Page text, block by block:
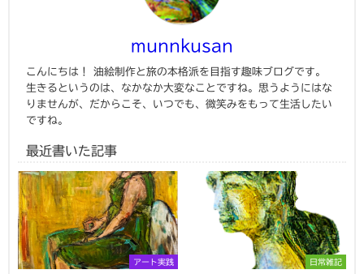
munnkusan
こんにちは！ 油絵制作と旅の本格派を目指す趣味ブログです。
生きるというのは、なかなか大変なことですね。思うようにはな
りませんが、だからこそ、いつでも、微笑みをもって生活したい
ですね。
最近書いた記事
アート実践 日常雑記